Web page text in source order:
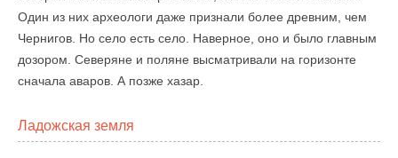
Один из них археологи даже признали более древним, чем
Чернигов. Но село есть село. Наверное, оно и было главным
дозором. Северяне и поляне высматривали на горизонте
сначала аваров. А позже хазар.
Ладожская земля